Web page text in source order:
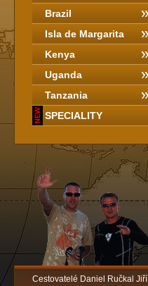
Brazil
Isla de Margarita
Kenya
Uganda
Tanzania
SPECIALITY
Cestovatelé Daniel Ručkal Jiří